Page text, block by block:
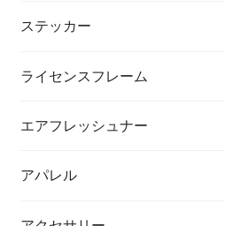
ステッカー
ライセンスフレーム
エアフレッシュナー
アパレル